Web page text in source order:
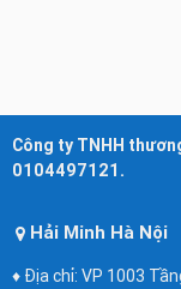
Công ty TNHH
0104497121.
Hải Minh Hà Nội
♦ Địa chỉ: VP 1003